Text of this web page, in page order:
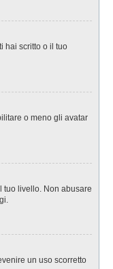
hai scritto o il tuo
o meno gli avatar
tuo livello. Non abusare
un uso scorretto